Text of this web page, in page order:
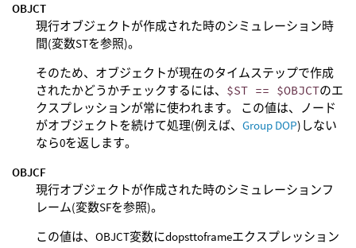
OBJCT
現行オブジェクトが作成された時のシミュレーション時
間(変数STを参照)。
そのため、オブジェクトが現在のタイムステップで作成
されたかどうかチェックするには、 $ST == $OBJCTのエ
クスプレッションが常に使われます。 この値は、ノード
がオブジェクトを続けて処理(例えば、 Group DOP)しない
なら0を返します。
OBJCF
現行オブジェクトが作成された時のシミュレーションフ
レーム(変数SFを参照)。
この値は、OBJCT変数にdopsttoframeエクスプレッション